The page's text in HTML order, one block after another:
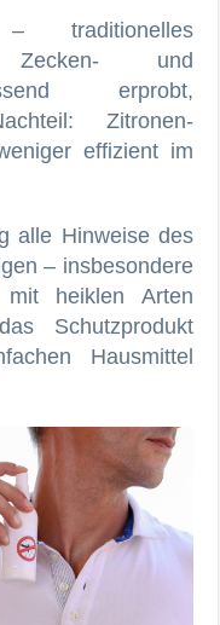
traditionelles
Zecken- und
erprobt,
Zitronen-
effizient im
alle Hinweise des
– insbesondere
heiklen Arten
Schutzprodukt
Hausmittel